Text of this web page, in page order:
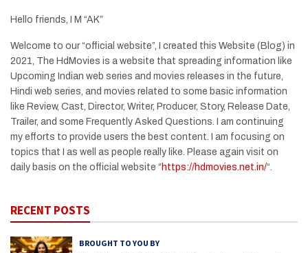
Hello friends, I M “AK”
Welcome to our “official website”, I created this Website (Blog) in
2021, The HdMovies is a website that spreading information like
Upcoming Indian web series and movies releases in the future,
Hindi web series, and movies related to some basic information
like Review, Cast, Director, Writer, Producer, Story, Release Date,
Trailer, and some Frequently Asked Questions. I am continuing
my efforts to provide users the best content. I am focusing on
topics that I as well as people really like. Please again visit on
daily basis on the official website “ https://hdmovies.net.in/“.
RECENT POSTS
BROUGHT TO YOU BY